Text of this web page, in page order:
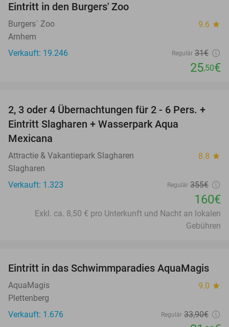
Eintritt in den Burgers' Zoo
Burgers´ Zoo 9.6 star
Arnhem
Verkauft: 19.246
Regulär 31€
25,50€
55%
2, 3 oder 4 Übernachtungen für 2 - 6 Pers. +
Eintritt Slagharen + Wasserpark Aqua
Mexicana
Attractie & Vakantiepark Slagharen 8.8 star
Slagharen
Verkauft: 1.323
Regulär 355€
160€
Exkl. ca. 8,50 € pro Unterkunft und Nacht an lokalen
Gebühren
35%
Eintritt in das Schwimmparadies AquaMagis
AquaMagis 9.0 star
Plettenberg
Verkauft: 1.676
Regulär 33,90€